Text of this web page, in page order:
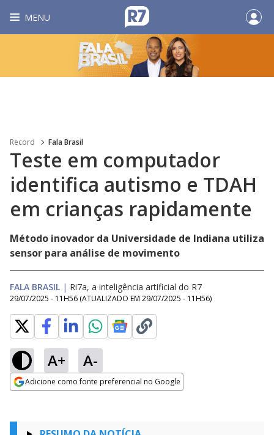
MENU
Record Fala Brasil
Teste em computador
identifica autismo e TDAH
em crianças rapidamente
Método inovador da Universidade de Indiana utiliza
sensor para análise de movimento
FALA BRASIL | Ri7a, a inteligência artificial do R7
29/07/2025 - 11H56 (ATUALIZADO EM 29/07/2025 - 11H56)
A+ A-
Adicione como fonte preferencial no Google